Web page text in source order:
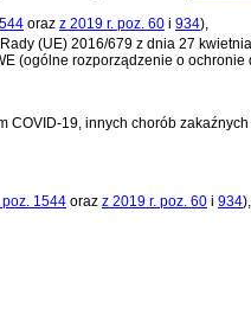
oraz z 2019 r. poz. 60 i 934),
(UE) 2016/679 z dnia 27
(ogólne rozporządzenie o ochronie
19, innych chorób
poz. 1544 oraz z 2019 r. poz. 60 i 934)